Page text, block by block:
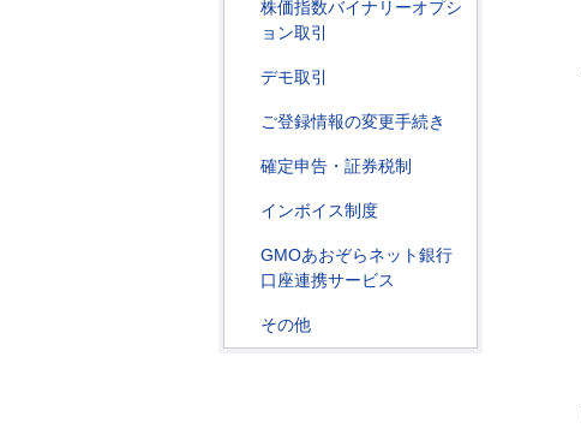
株価指数バイナリーオプシ
ョン取引
デモ取引
ご登録情報の変更手続き
確定申告・証券税制
インボイス制度
GMOあおぞらネット銀行
口座連携サービス
その他